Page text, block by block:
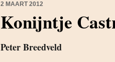
2 MAART 2012
Konijntje
Peter Breedveld